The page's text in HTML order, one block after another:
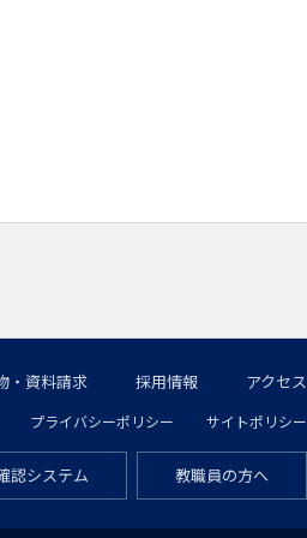
・資料請求 採用情報 アクセス
プライバシーポリシー サイトポリシー
認システム 教職員の方へ